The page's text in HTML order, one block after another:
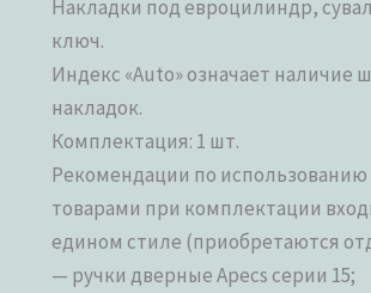
Накладки под евроцилиндр,
ключ.
Индекс «Auto» означает наличие
накладок.
Комплектация: 1 шт.
Рекомендации по использованию
товарами при комплектации
едином стиле (приобретаются
— ручки дверные Apecs серии 15;